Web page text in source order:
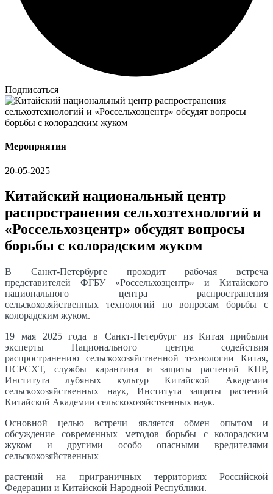
Подписаться
Мероприятия
20-05-2025
Китайский национальный центр
распространения сельхозтехнологий и
«Россельхозцентр» обсудят вопросы
борьбы с колорадским жуком
В Санкт-Петербурге проходит рабочая встреча
представителей ФГБУ «Россельхозцентр» и Китайского
национального центра распространения
сельскохозяйственных технологий по вопросам борьбы с
колорадским жуком.
19 мая 2025 года в Санкт-Петербург из Китая прибыли
эксперты Национального центра содействия
распространению сельскохозяйственной технологии Китая,
НСРСХТ, службы карантина и защиты растений КНР,
Института лубяных культур Китайской Академии
сельскохозяйственных наук, Института защиты растений
Китайской Академии сельскохозяйственных наук.
Основной целью встречи является обмен опытом и
обсуждение современных методов борьбы с колорадским
жуком и другими особо опасными вредителями
сельскохозяйственных
растений на приграничных территориях Российской
Федерации и Китайской Народной Республики.